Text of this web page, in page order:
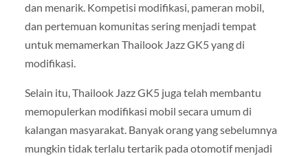
dan menarik. Kompetisi modifikasi, pameran mobil,
dan pertemuan komunitas sering menjadi tempat
untuk memamerkan Thailook Jazz GK5 yang di
modifikasi.
Selain itu, Thailook Jazz GK5 juga telah membantu
memopulerkan modifikasi mobil secara umum di
kalangan masyarakat. Banyak orang yang sebelumnya
mungkin tidak terlalu tertarik pada otomotif menjadi